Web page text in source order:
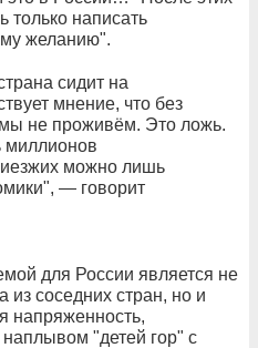
только написать
желанию".
сидит на
мнение, что без
не проживём. Это ложь.
миллионов
можно лишь
— говорит
для России является не
из соседних стран, но и
напряженность,
"детей гор" с